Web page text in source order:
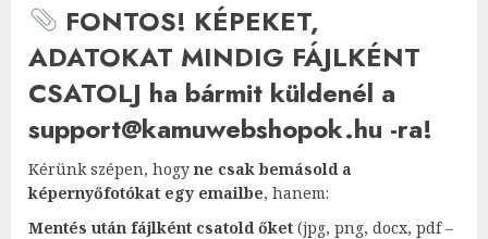
FONTOS! KÉPEKET,
ADATOKAT MINDIG FÁJLKÉNT
CSATOLJ ha bármit küldenél a
support@kamuwebshopok.hu -ra!
Kérünk szépen, hogy ne csak bemásold a
képernyőfotókat egy emailbe, hanem:
Mentés után fájlként csatold őket (jpg, png, docx, pdf –